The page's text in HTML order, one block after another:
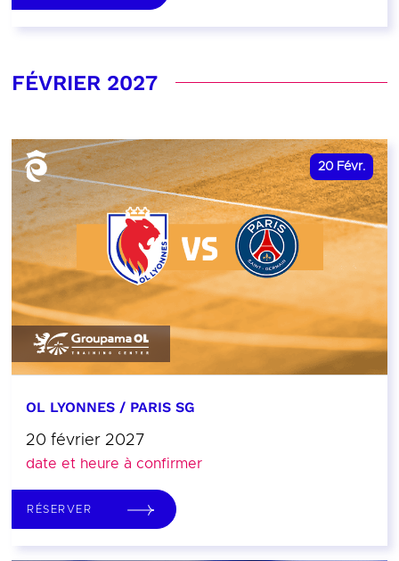
FÉVRIER 2027
20 Févr.
OL LYONNES / PARIS SG
20 février 2027
date et heure à confirmer
RÉSERVER